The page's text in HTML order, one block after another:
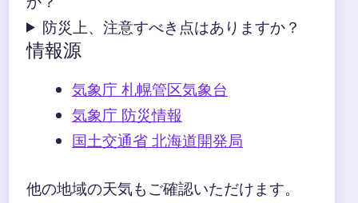
防災上、注意すべき点はありますか？
情報源
気象庁 札幌管区気象台
気象庁 防災情報
国土交通省 北海道開発局
他の地域の天気もご確認いただけます。